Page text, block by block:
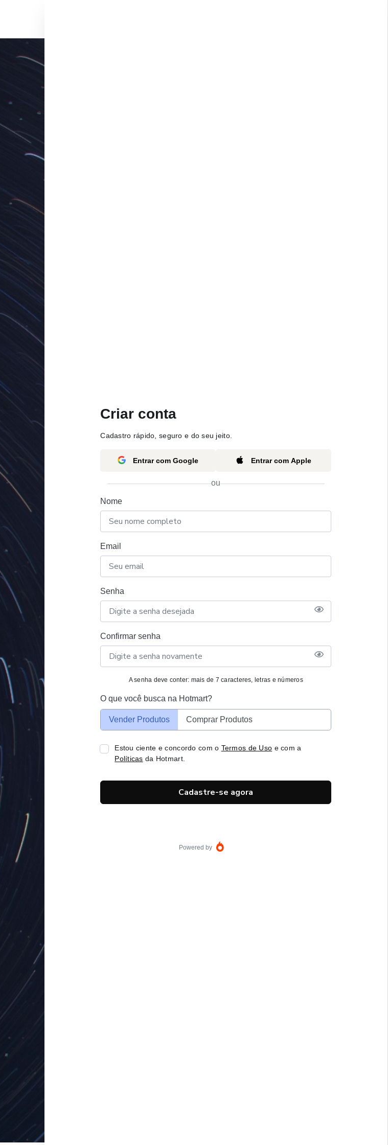
Criar conta
Cadastro rápido, seguro e do seu jeito.
Entrar com Google Entrar com Apple
ou
Nome
Email
Senha
Confirmar senha
A senha deve conter: mais de 7 caracteres, letras e números
O que você busca na Hotmart?
Vender Produtos Comprar Produtos
Estou ciente e concordo com o Termos de Uso e com a
Políticas da Hotmart.
Cadastre-se agora
Powered by